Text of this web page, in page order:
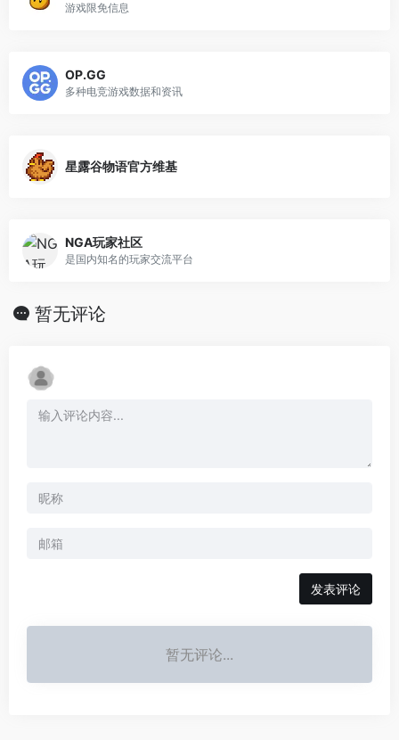
游戏限免信息
OP.GG
多种电竞游戏数据和资讯
星露谷物语官方维基
NGA玩家社区
是国内知名的玩家交流平台
暂无评论
发表评论
暂无评论...